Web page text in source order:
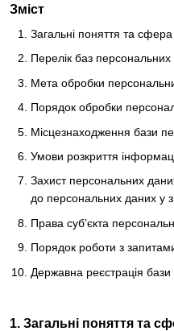
Зміст
Загальні поняття та
Перелік баз
Мета обробки
Порядок обробки
Місцезнаходження бази
Умови розкриття
Захист персональних
до персональних даних у
Права суб’єкта
Порядок роботи з
Державна реєстрація
1. Загальні поняття та